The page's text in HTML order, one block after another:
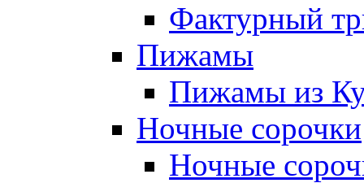
Фактурный
Пижамы
Пижамы из
Ночные сорочки
Ночные